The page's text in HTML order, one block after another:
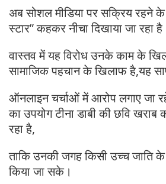
अब सोशल मीडिया पर सक्रिय रहने के
स्टार” कहकर नीचा दिखाया जा रहा
वास्तव में यह विरोध उनके काम के
सामाजिक पहचान के खिलाफ है,यह
ऑनलाइन चर्चाओं में आरोप लगाए जा
का उपयोग टीना डाबी की छवि
रहा है,
ताकि उनकी जगह किसी उच्च जाति
किया जा सके।